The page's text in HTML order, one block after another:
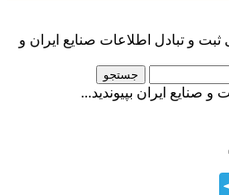
و تبادل اطلاعات صنایع ایران و
ایران بپیوندید...